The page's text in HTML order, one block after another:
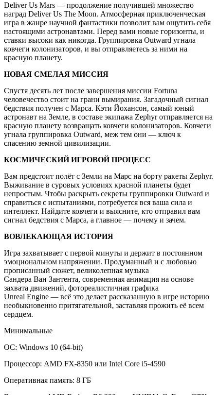
Deliver Us Mars — продолжение получившей множество
наград Deliver Us The Moon. Атмосферная приключенческая
игра в жанре научной фантастики позволит вам ощутить себя
настоящими астронавтами. Перед вами новые горизонты, и
ставки высоки как никогда. Группировка Outward угнала
ковчеги колонизаторов, и вы отправляетесь за ними на
красную планету.
НОВАЯ СМЕЛАЯ МИССИЯ
Спустя десять лет после завершения миссии Fortuna
человечество стоит на грани вымирания. Загадочный сигнал
бедствия получен с Марса. Кэти Йохансон, самый юный
астронавт на Земле, в составе экипажа Zephyr отправляется на
красную планету возвращать ковчеги колонизаторов. Ковчеги
угнала группировка Outward, меж тем они — ключ к
спасению земной цивилизации.
КОСМИЧЕСКИЙ ИГРОВОЙ ПРОЦЕСС
Вам предстоит полёт с Земли на Марс на борту ракеты Zephyr.
Выживание в суровых условиях красной планеты будет
непростым. Чтобы раскрыть секреты группировки Outward и
справиться с испытаниями, потребуется вся ваша сила и
интеллект. Найдите ковчеги и выясните, кто отправил вам
сигнал бедствия с Марса, а главное — почему и зачем.
ВОВЛЕКАЮЩАЯ ИСТОРИЯ
Игра захватывает с первой минуты и держит в постоянном
эмоциональном напряжении. Продуманный и с любовью
прописанный сюжет, великолепная музыка
Сандера Ван Зантента, современная анимация на основе
захвата движений, фотореалистичная графика
Unreal Engine — всё это делает рассказанную в игре историю
необыкновенно притягательной, заставляя прожить её всем
сердцем.
Минимальные
ОС: Windows 10 (64-bit)
Процессор: AMD FX-8350 или Intel Core i5-4590
Оперативная память: 8 ГБ